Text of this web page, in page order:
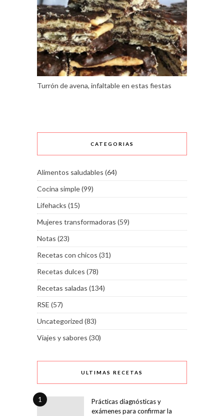
Turrón de avena, infaltable en estas fiestas
CATEGORIAS
Alimentos saludables (64)
Cocina simple(99)
Lifehacks (15)
Mujeres transformadoras (59)
Notas (23)
Recetas con chicos (31)
Recetas dulces (78)
Recetas saladas (134)
RSE (57)
Uncategorized (83)
Viajes y sabores (30)
ULTIMAS RECETAS
1
Prácticas diagnósticas y
exámenes para confirmar la